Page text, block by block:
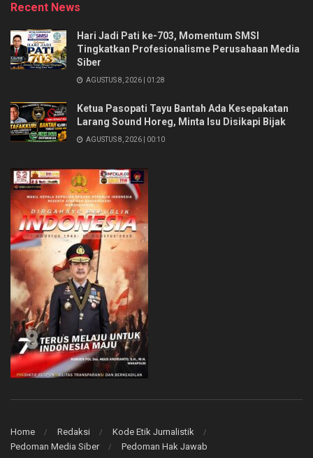
Recent News
Hari Jadi Pati ke-703, Momentum SMSI
Tingkatkan Profesionalisme Perusahaan Media
Siber
AGUSTUS 8, 2026 | 01:28
Ketua Pasopati Tayu Bantah Ada Kesepakatan
Larang Sound Horeg, Minta Isu Disikapi Bijak
AGUSTUS 8, 2026 | 00:10
Home Redaksi
Kode Etik Jurnalistik
Pedoman Media Siber
Pedoman Hak Jawab